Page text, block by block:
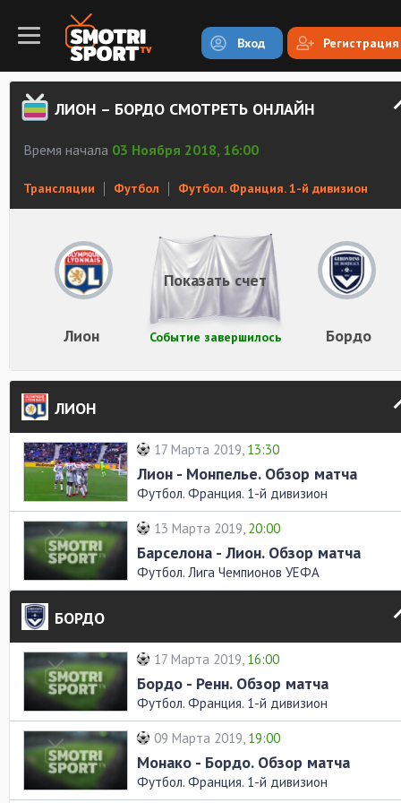
Вход Регистрация
ЛИОН – БОРДО СМОТРЕТЬ ОНЛАЙН
Время начала 03 Ноября 2018, 16:00
Трансляции Футбол Футбол. Франция. 1-й дивизион
Лион Бордо
Событие завершилось
Показать счет
ЛИОН
17 Марта 2019, 13:30
Лион - Монпелье. Обзор матча
Футбол. Франция. 1-й дивизион
13 Марта 2019, 20:00
Барселона - Лион. Обзор матча
Футбол. Лига Чемпионов УЕФА
БОРДО
17 Марта 2019, 16:00
Бордо - Ренн. Обзор матча
Футбол. Франция. 1-й дивизион
09 Марта 2019, 19:00
Монако - Бордо. Обзор матча
Футбол. Франция. 1-й дивизион